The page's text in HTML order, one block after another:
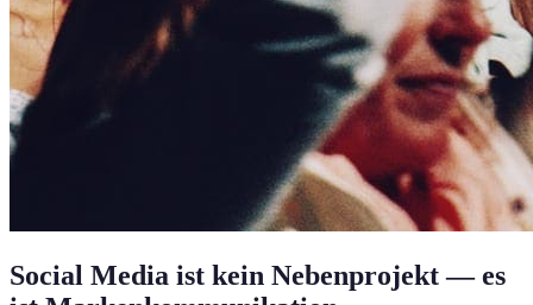
Social Media ist kein Nebenprojekt — es